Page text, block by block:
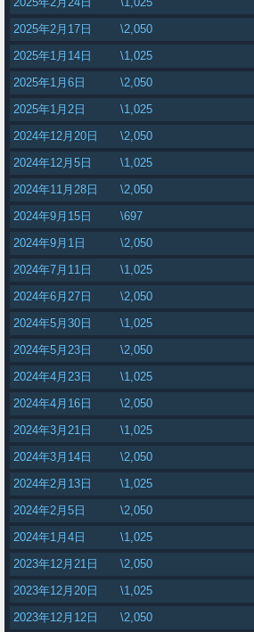
2025年2月17日
\2,050
2025年1月14日
\1,025
2025年1月6日
\2,050
2025年1月2日
\1,025
2024年12月20日
\2,050
2024年12月5日
\1,025
2024年11月28日
\2,050
2024年9月15日
\697
2024年9月1日
\2,050
2024年7月11日
\1,025
2024年6月27日
\2,050
2024年5月30日
\1,025
2024年5月23日
\2,050
2024年4月23日
\1,025
2024年4月16日
\2,050
2024年3月21日
\1,025
2024年3月14日
\2,050
2024年2月13日
\1,025
2024年2月5日
\2,050
2024年1月4日
\1,025
2023年12月21日
\2,050
2023年12月20日
\1,025
2023年12月12日
\2,050